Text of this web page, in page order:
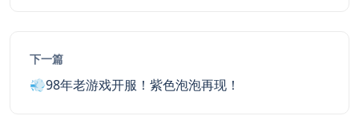
下一篇
💨98年老游戏开服！紫色泡泡再现！